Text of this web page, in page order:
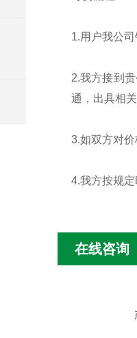
1.用户我公
2.我方接到
通，出具相
3.如双方对
4.我方按规
在线咨询